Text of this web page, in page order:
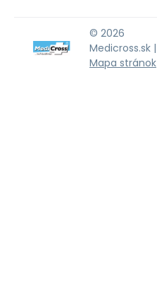
© 2026
Medicross.sk |
Mapa stránok